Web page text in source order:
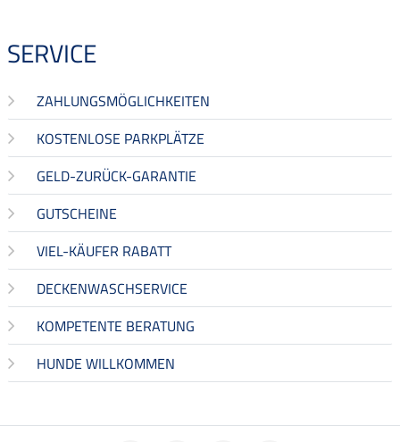
SERVICE
ZAHLUNGSMÖGLICHKEITEN
KOSTENLOSE PARKPLÄTZE
GELD-ZURÜCK-GARANTIE
GUTSCHEINE
VIEL-KÄUFER RABATT
DECKENWASCHSERVICE
KOMPETENTE BERATUNG
HUNDE WILLKOMMEN